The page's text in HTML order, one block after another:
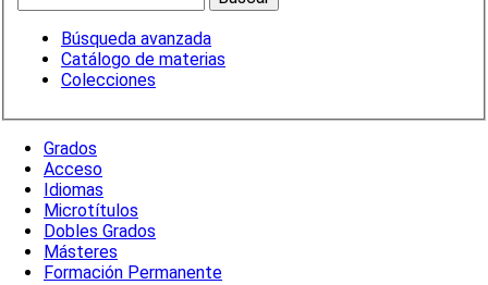
Búsqueda avanzada
Catálogo de materias
Colecciones
Grados
Acceso
Idiomas
Microtítulos
Dobles Grados
Másteres
Formación Permanente